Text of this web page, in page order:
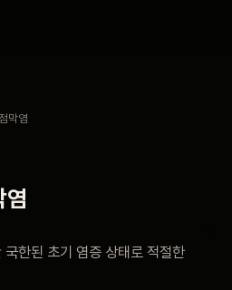
막염
염
한된 초기 염증 상태로 적절한